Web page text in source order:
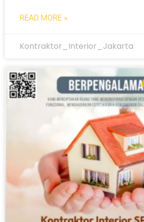
READ MORE »
Kontraktor_Interior_Jakarta